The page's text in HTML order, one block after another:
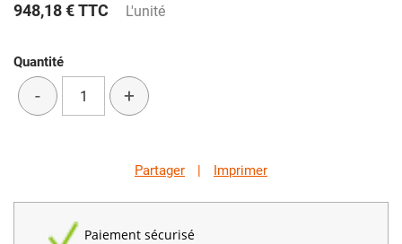
948,18 €TTC L'unité
Quantité
- +
Partager | Imprimer
Paiement sécurisé